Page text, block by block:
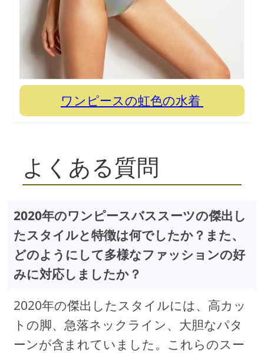
ワンピースの虹色の水着
よくある質問
2020年のワンピースバススーツの傑出し
たスタイルと特徴は何でしたか？また、
どのようにして多様なファッションの好
みに対応しましたか？
2020年の傑出したスタイルには、高カッ
トの脚、急落ネックライン、大胆なパタ
ーンが含まれていました。これらのスー